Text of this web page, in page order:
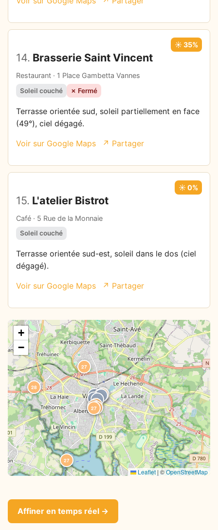
14. Brasserie Saint Vincent
Restaurant · 1 Place Gambetta Vannes
☀️ 35%
Soleil couché ✗ Fermé
Terrasse orientée sud, soleil partiellement en face
(49°), ciel dégagé.
Voir sur Google Maps ↗ Partager
15. L'atelier Bistrot
Café · 5 Rue de la Monnaie
☀️ 0%
Soleil couché
Terrasse orientée sud-est, soleil dans le dos (ciel
dégagé).
Voir sur Google Maps ↗ Partager
27
27
27
27
0
0
0
0
27
28
6
27
27
35
0
+
−
Leaflet|©OpenStreetMap
Affiner en temps réel →